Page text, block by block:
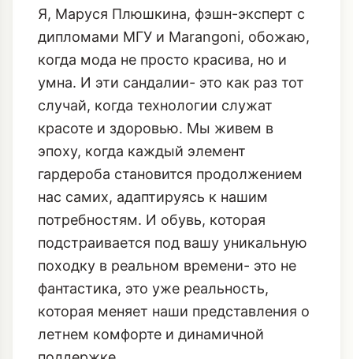
Я, Маруся Плюшкина, фэшн-эксперт с
дипломами МГУ и Marangoni, обожаю,
когда мода не просто красива, но и
умна. И эти сандалии- это как раз тот
случай, когда технологии служат
красоте и здоровью. Мы живем в
эпоху, когда каждый элемент
гардероба становится продолжением
нас самих, адаптируясь к нашим
потребностям. И обувь, которая
подстраивается под вашу уникальную
походку в реальном времени- это не
фантастика, это уже реальность,
которая меняет наши представления о
летнем комфорте и динамичной